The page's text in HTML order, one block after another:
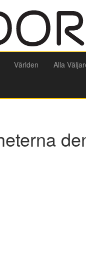
Världen Alla